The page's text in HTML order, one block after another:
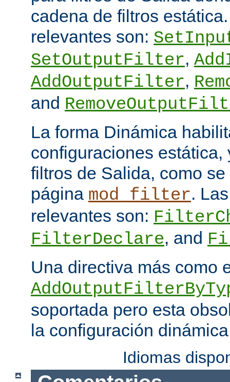
cadena de filtros
relevantes son:
SetOutputFilter,
AddOutputFilter,
and
La forma Dinámica
configuraciones
filtros de Salida, como
página mod_filter.
relevantes son:
FilterDeclare, and
Una directiva más como
soportada pero esta
la configuración
Idiomas